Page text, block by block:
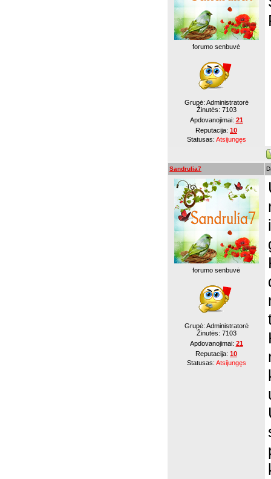
forumo senbuvė
Grupė: Administratorė
Žinutės: 7103
Apdovanojimai: 21
Reputacija: 10
Statusas: Atsijungęs
Sandrulia7
forumo senbuvė
Grupė: Administratorė
Žinutės: 7103
Apdovanojimai: 21
Reputacija: 10
Statusas: Atsijungęs